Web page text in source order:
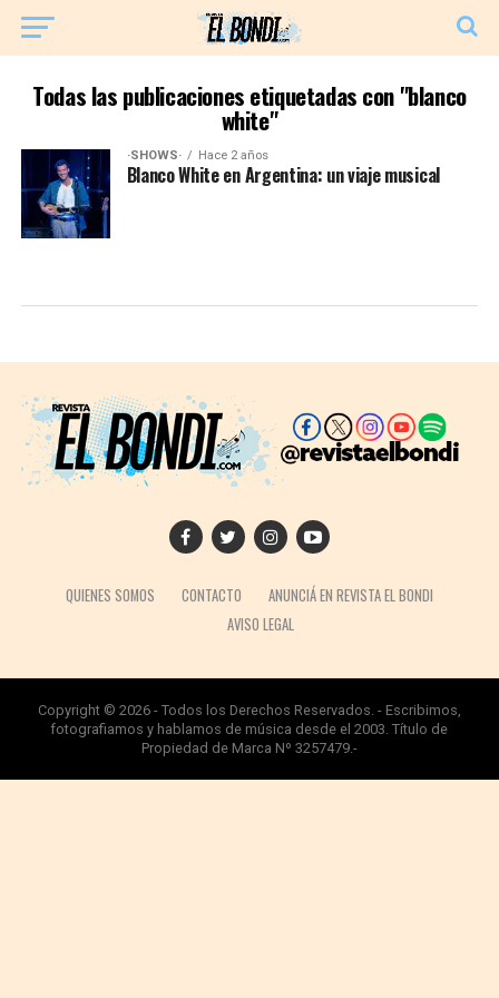
Todas las publicaciones etiquetadas con "blanco
white"
·SHOWS· Hace 2 años
Blanco White en Argentina: un viaje musical
QUIENES SOMOS CONTACTO
ANUNCIÁ EN REVISTA EL BONDI
AVISO LEGAL
Copyright © 2026 - Todos los Derechos Reservados. - Escribimos,
fotografiamos y hablamos de música desde el 2003. Título de
Propiedad de Marca Nº 3257479.-